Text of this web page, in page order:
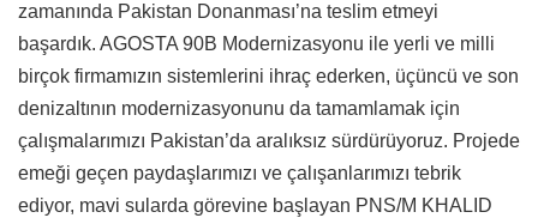
zamanında Pakistan Donanması’na teslim etmeyi
başardık. AGOSTA 90B Modernizasyonu ile yerli ve milli
birçok firmamızın sistemlerini ihraç ederken, üçüncü ve son
denizaltının modernizasyonunu da tamamlamak için
çalışmalarımızı Pakistan’da aralıksız sürdürüyoruz. Projede
emeği geçen paydaşlarımızı ve çalışanlarımızı tebrik
ediyor, mavi sularda görevine başlayan PNS/M KHALID